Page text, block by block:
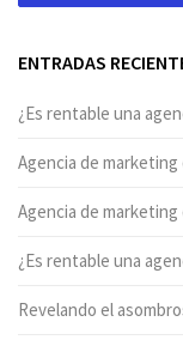
ENTRADAS
¿Es rentable una
Agencia de
Agencia de marketing
¿Es rentable una
Revelando el